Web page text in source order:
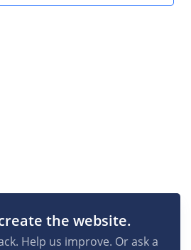
the website.
Help us improve. Or ask a